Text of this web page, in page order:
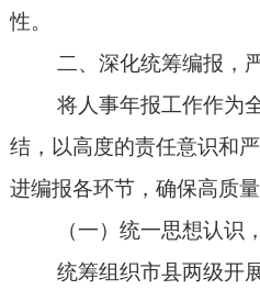
性。
二、 深化统筹编报，
将人事年报工作作为
结，以高度的责任意识和
进编报各环节，确保高质量
（一） 统一思想认识
统筹组织市县两级开